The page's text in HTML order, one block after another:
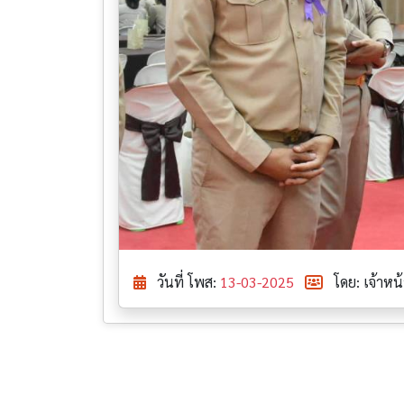
วันที่ โพส: 13-03-2025 โดย: เจ้าห